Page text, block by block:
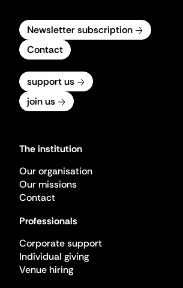
Newsletter subscription
Contact
support us
join us
The institution
Our organisation
Our missions
Contact
Professionals
Corporate support
Individual giving
Venue hiring